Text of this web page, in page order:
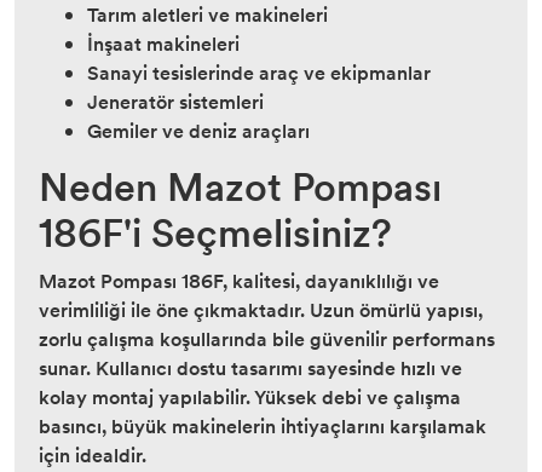
Tarım aletleri ve makineleri
İnşaat makineleri
Sanayi tesislerinde araç ve ekipmanlar
Jeneratör sistemleri
Gemiler ve deniz araçları
Neden Mazot Pompası
186F'i Seçmelisiniz?
Mazot Pompası 186F, kalitesi, dayanıklılığı ve
verimliliği ile öne çıkmaktadır. Uzun ömürlü yapısı,
zorlu çalışma koşullarında bile güvenilir performans
sunar. Kullanıcı dostu tasarımı sayesinde hızlı ve
kolay montaj yapılabilir. Yüksek debi ve çalışma
basıncı, büyük makinelerin ihtiyaçlarını karşılamak
için idealdir.